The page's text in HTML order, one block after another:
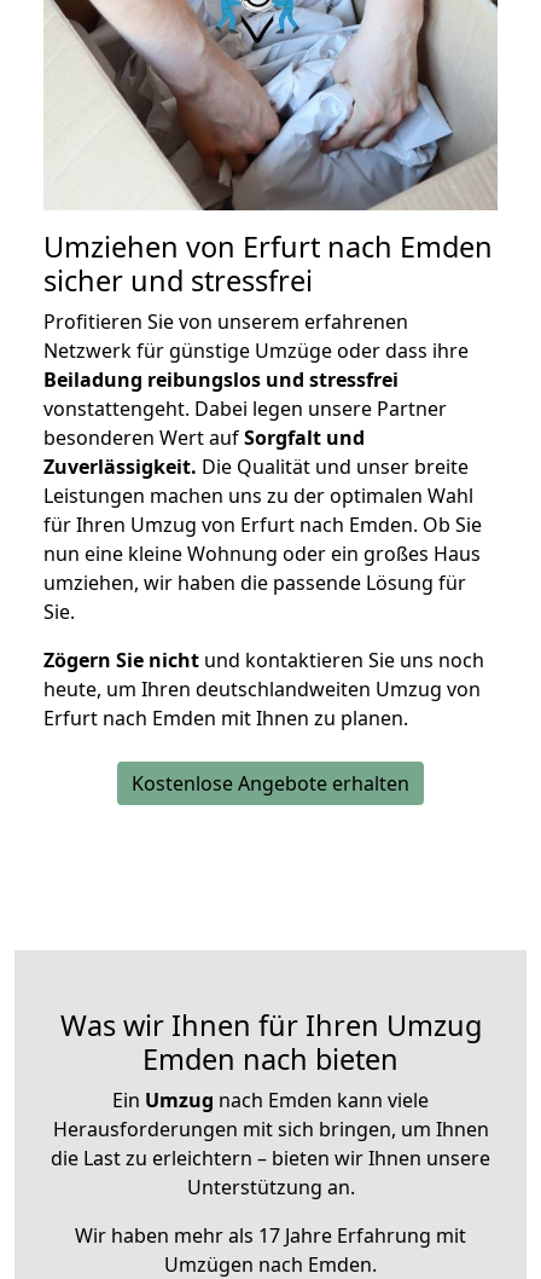
Umziehen von Erfurt nach Emden
sicher und stressfrei
Profitieren Sie von unserem erfahrenen
Netzwerk für günstige Umzüge oder dass ihre
Beiladung reibungslos und stressfrei
vonstattengeht. Dabei legen unsere Partner
besonderen Wert aufSorgfalt und
Zuverlässigkeit. Die Qualität und unser breite
Leistungen machen uns zu der optimalen Wahl
für Ihren Umzug von Erfurt nach Emden. Ob Sie
nun eine kleine Wohnung oder ein großes Haus
umziehen, wir haben die passende Lösung für
Sie.
Zögern Sie nicht und kontaktieren Sie uns noch
heute, um Ihren deutschlandweiten Umzug von
Erfurt nach Emden mit Ihnen zu planen.
Kostenlose Angebote erhalten
Was wir Ihnen für Ihren Umzug
Emden nach bieten
Ein Umzug nach Emden kann viele
Herausforderungen mit sich bringen, um Ihnen
die Last zu erleichtern – bieten wir Ihnen unsere
Unterstützung an.
Wir haben mehr als 17 Jahre Erfahrung mit
Umzügen nach Emden.